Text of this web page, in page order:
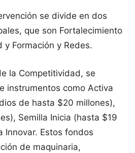
se divide en dos
que son Fortalecimiento
Formación y Redes.
la Competitividad, se
instrumentos como Activa
de hasta $20 millones),
Semilla Inicia (hasta $19
Innovar. Estos fondos
de maquinaria,